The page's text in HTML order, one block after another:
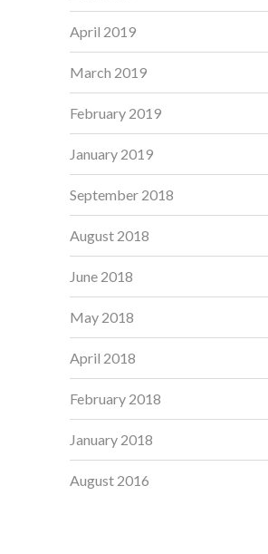
April 2019
March 2019
February 2019
January 2019
September 2018
August 2018
June 2018
May 2018
April 2018
February 2018
January 2018
August 2016